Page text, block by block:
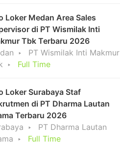
Loker Medan Area Sales
di PT Wismilak Inti
Tbk Terbaru 2026
PT Wismilak Inti Makmur
Full Time
Loker Surabaya Staf
di PT Dharma Lautan
Terbaru 2026
PT Dharma Lautan
Full Time